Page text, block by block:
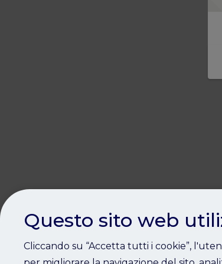
Questo sito web
Cliccando su “Accetta tutti i cookie”,